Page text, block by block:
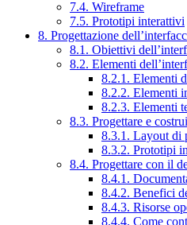
7.4. Wireframe
7.5. Prototipi interattivi
8. Progettazione
8.1. Obiettivi
8.2. Elementi
8.2.1. Elementi
8.2.2. Elementi
8.2.3. Elementi
8.3. Progettare e
8.3.1. Layout di
8.3.2. Prototipi
8.4. Progettare con il
8.4.1.
8.4.2. Benefici
8.4.3. Risorse
8.4.4. Come